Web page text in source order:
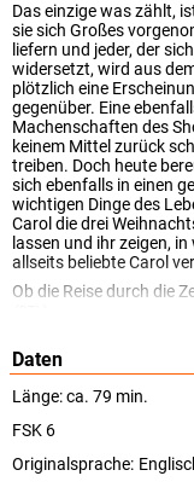
Das einzige was zählt,
sie sich Großes
liefern und jeder, der
widersetzt, wird aus
plötzlich eine
gegenüber. Eine
Machenschaften des
keinem Mittel zurück
treiben. Doch heute
sich ebenfalls in einen
wichtigen Dinge des
Carol die drei
lassen und ihr zeigen,
allseits beliebte Carol
Ob die Reise durch die
Daten
Länge: ca. 79 min.
FSK 6
Originalsprache: